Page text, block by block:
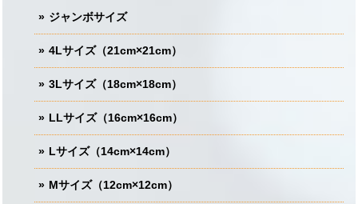
ジャンボサイズ
4Lサイズ（21cm×21cm）
3Lサイズ（18cm×18cm）
LLサイズ（16cm×16cm）
Lサイズ（14cm×14cm）
Mサイズ（12cm×12cm）